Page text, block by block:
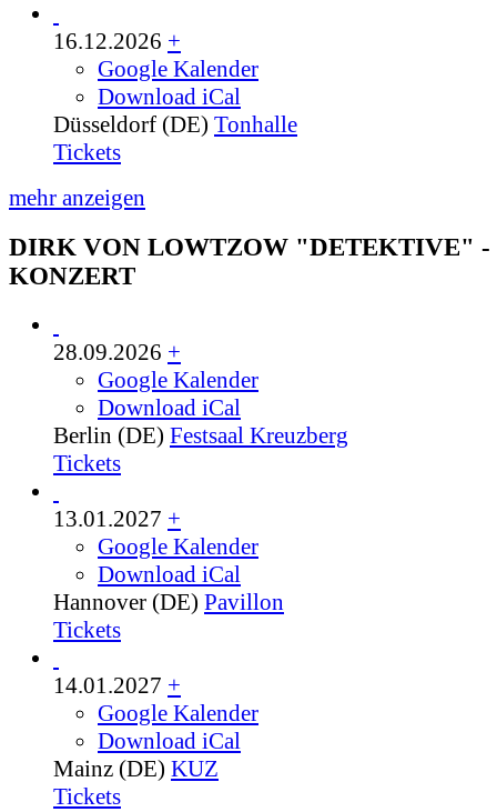
16.12.2026 +
Google Kalender
Download iCal
Düsseldorf (DE) Tonhalle
Tickets
mehr anzeigen
DIRK VON LOWTZOW "DETEKTIVE" -
KONZERT
28.09.2026 +
Google Kalender
Download iCal
Berlin (DE) Festsaal Kreuzberg
Tickets
13.01.2027 +
Google Kalender
Download iCal
Hannover (DE) Pavillon
Tickets
14.01.2027 +
Google Kalender
Download iCal
Mainz (DE) KUZ
Tickets